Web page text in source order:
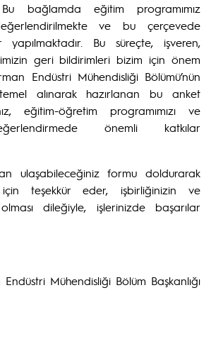
bağlamda eğitim programımız
ve bu çerçevede
yapılmaktadır. Bu süreçte, işveren,
geri bildirimleri bizim için önem
Endüstri Mühendisliği Bölümü’nün
alınarak hazırlanan bu anket
eğitim-öğretim programımızı ve
önemli katkılar
ulaşabileceğiniz formu doldurarak
teşekkür eder, işbirliğinizin ve
olması dileğiyle, işlerinizde başarılar
Mühendisliği Bölüm Başkanlığı